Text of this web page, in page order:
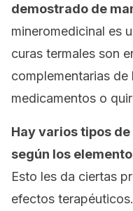
demostrado de
mineromedicinal es
curas termales son
complementarias de
medicamentos o
Hay varios tipos
según los
Esto les da ciertas
efectos